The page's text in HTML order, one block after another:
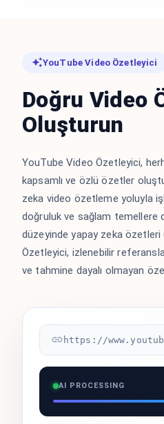
YouTube Video Özetleyici
Doğru Video
Oluşturun
YouTube Video Özetleyici,
kapsamlı ve özlü özetler
zeka video özetleme yoluyla
doğruluk ve sağlam temellere
düzeyinde yapay zeka özetleri
Özetleyici, izlenebilir
ve tahmine dayalı olmayan
AI PROCESSING